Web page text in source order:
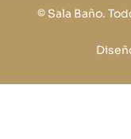
© Sala Baño.